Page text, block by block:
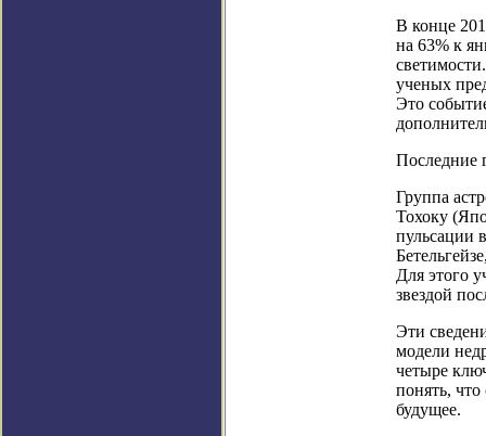
В конце
на 63% к
ученых
Это
Последние
Группа
Тохоку
пульсации
Для этого
звездой
Эти
модели
четыре
понять, что
будущее.